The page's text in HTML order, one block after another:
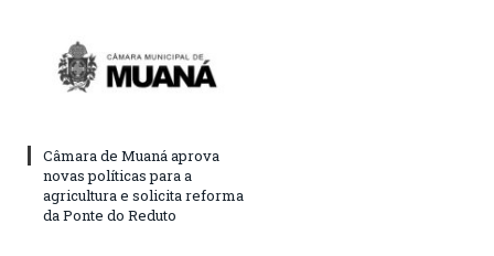
Câmara de Muaná aprova
novas políticas para a
agricultura e solicita reforma
da Ponte do Reduto